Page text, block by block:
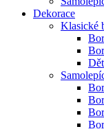
Dekorace
Klasické